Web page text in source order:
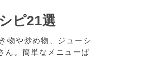
ピ21選
物や炒め物、ジューシ
ん。簡単なメニューば